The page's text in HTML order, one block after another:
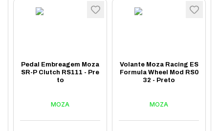
Pedal Embreagem Moza
SR-P Clutch RS111 - Pre
to
MOZA
Volante Moza Racing ES
Formula Wheel Mod RS0
32 - Preto
MOZA